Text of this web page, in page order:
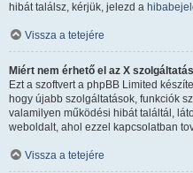
hibát találsz, kérjük, jelezd a
Vissza a tetejére
Miért nem érhető el az X
Ezt a szoftvert a phpBB Limited
hogy újabb szolgáltatások, funkciók
valamilyen működési hibát találtál,
weboldalt, ahol ezzel kapcsolatban
Vissza a tetejére